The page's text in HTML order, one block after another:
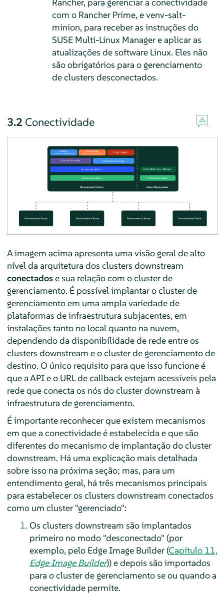
com o Rancher Prime, e venv-salt-
minion, para receber as instruções do
SUSE Multi-Linux Manager e aplicar as
atualizações de software Linux. Eles não
são obrigatórios para o gerenciamento
de clusters desconectados.
3.2 Conectividade
A imagem acima apresenta uma visão geral de alto
nível da arquitetura dos clusters downstream
conectadose sua relação com o cluster de
gerenciamento. É possível implantar o cluster de
gerenciamento em uma ampla variedade de
plataformas de infraestrutura subjacentes, em
instalações tanto no local quanto na nuvem,
dependendo da disponibilidade de rede entre os
clusters downstream e o cluster de gerenciamento de
destino. O único requisito para que isso funcione é
que a API e o URL de callback estejam acessíveis pela
rede que conecta os nós do cluster downstream à
infraestrutura de gerenciamento.
É importante reconhecer que existem mecanismos
em que a conectividade é estabelecida e que são
diferentes do mecanismo de implantação do cluster
downstream. Há uma explicação mais detalhada
sobre isso na próxima seção; mas, para um
entendimento geral, há três mecanismos principais
para estabelecer os clusters downstream conectados
como um cluster "gerenciado":
Os clusters downstream são implantados
primeiro no modo "desconectado" (por
exemplo, pelo Edge Image Builder (Capítulo 11,
Edge Image Builder)) e depois são importados
para o cluster de gerenciamento se ou quando a
conectividade permite.